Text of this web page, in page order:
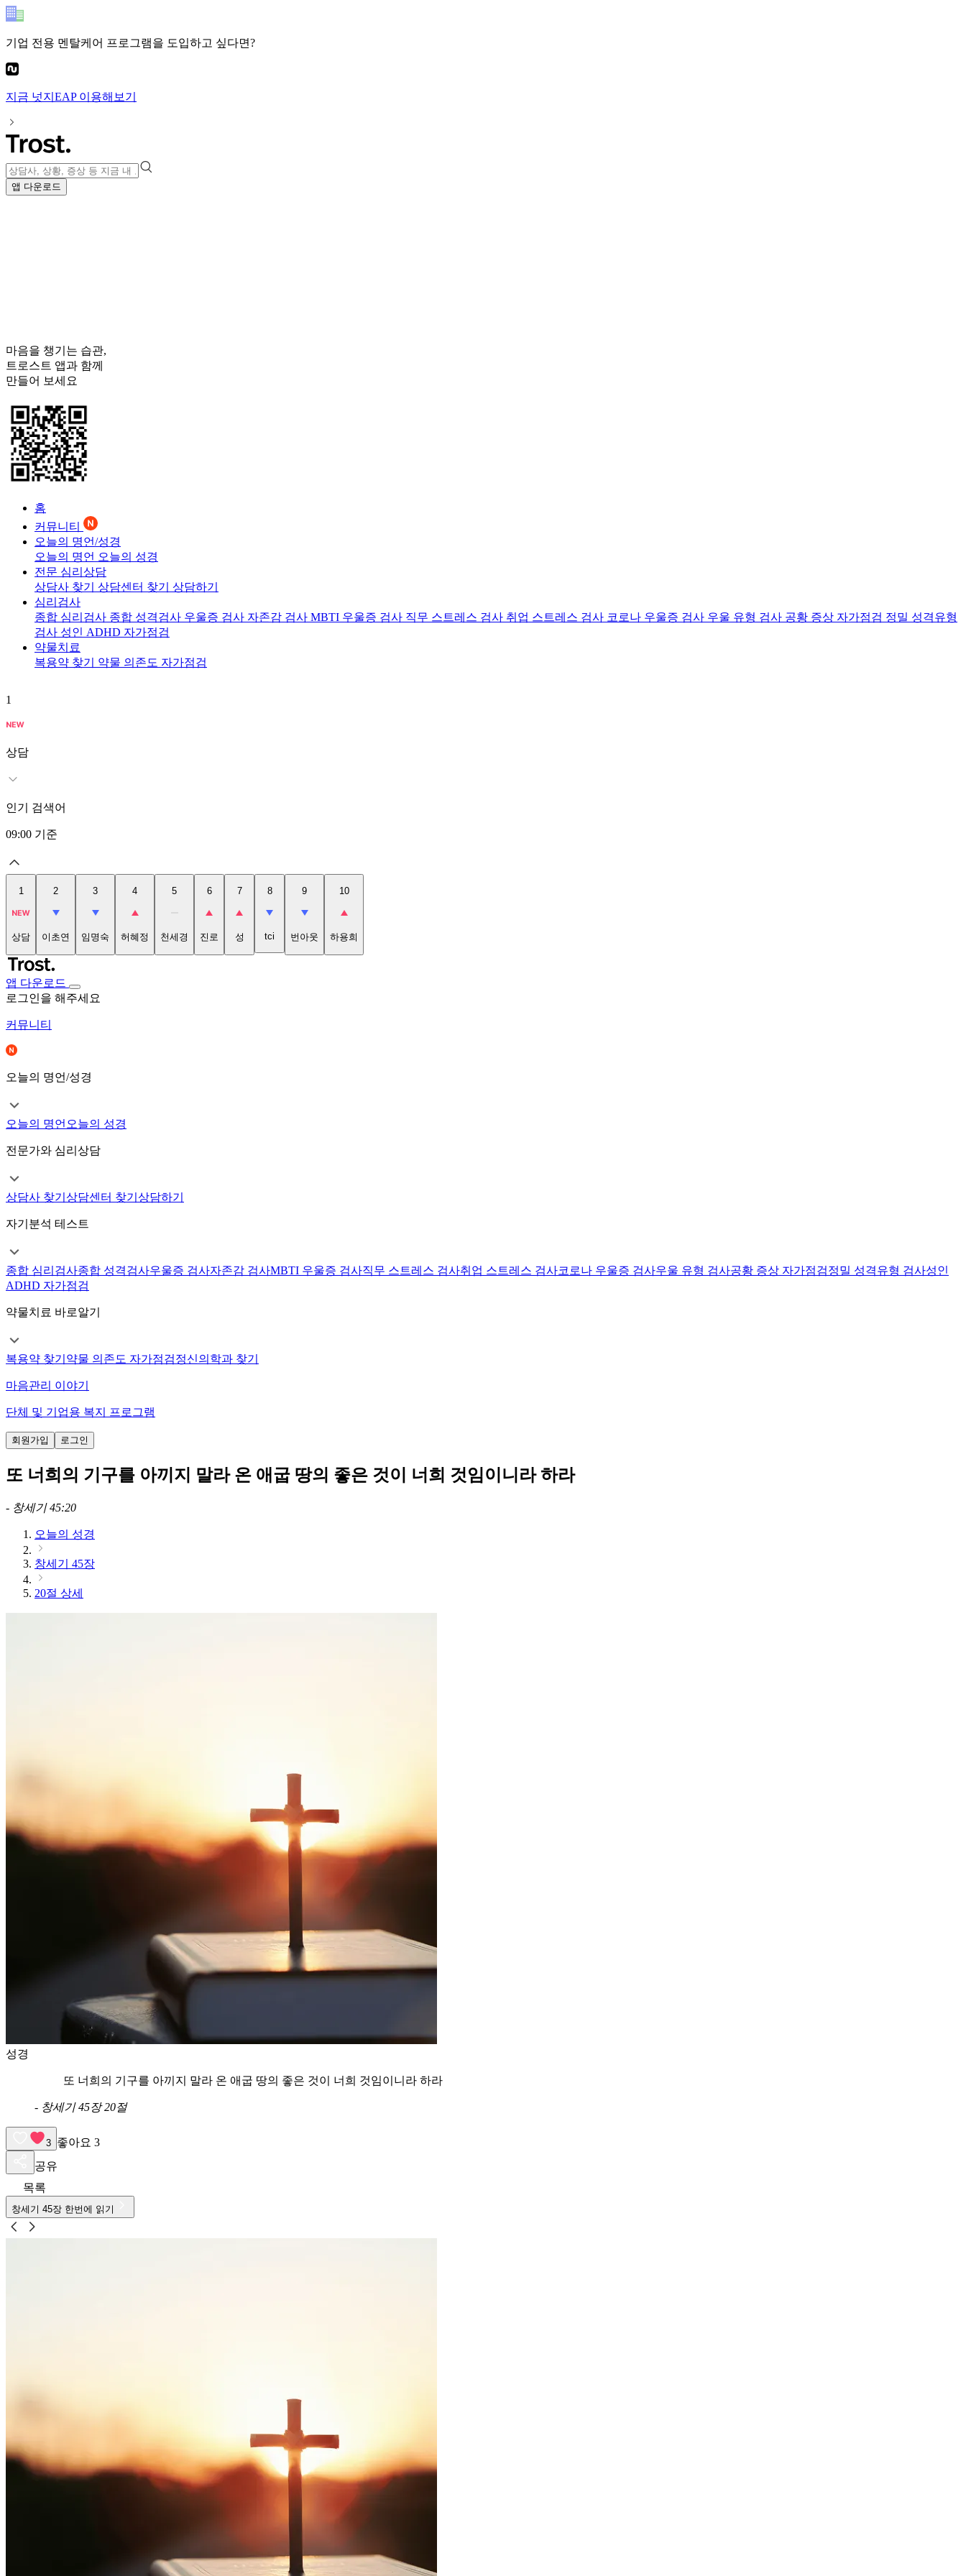
기업 전용 멘탈케어 프로그램을 도입하고 싶다면?
지금 넛지EAP이용해보기
앱 다운로드
마음을 챙기는 습관,
트로스트 앱과 함께
만들어 보세요
홈
커뮤니티
오늘의 명언/성경
오늘의 명언 오늘의 성경
전문 심리상담
상담사 찾기 상담센터 찾기 상담하기
심리검사
종합 심리검사 종합 성격검사 우울증 검사 자존감 검사 MBTI 우울증 검사 직무 스트레스 검사 취업 스트레스 검사 코로나 우울증 검사 우울 유형 검사 공황 증상 자가점검 정밀 성격유형
검사 성인 ADHD 자가점검
약물치료
복용약 찾기 약물 의존도 자가점검
1
상담
인기 검색어
09:00 기준
1
상담
2
이초연
3
임명숙
4
허혜정
5
천세경
6
진로
7
성
8
tci
9
번아웃
10
하용희
앱 다운로드
로그인을 해주세요
커뮤니티
오늘의 명언/성경
오늘의 명언 오늘의 성경
전문가와 심리상담
상담사 찾기 상담센터 찾기 상담하기
자기분석 테스트
종합 심리검사종합 성격검사우울증 검사자존감 검사MBTI 우울증 검사직무 스트레스 검사취업 스트레스 검사코로나 우울증 검사우울 유형 검사공황 증상 자가점검정밀 성격유형 검사성인
ADHD 자가점검
약물치료 바로알기
복용약 찾기 약물 의존도 자가점검정신의학과 찾기
마음관리 이야기
단체 및 기업용 복지 프로그램
회원가입 로그인
또 너희의 기구를 아끼지 말라 온 애굽 땅의 좋은 것이 너희 것임이니라 하라
- 창세기 45:20
오늘의 성경
창세기 45장
20절 상세
성경
또 너희의 기구를 아끼지 말라 온 애굽 땅의 좋은 것이 너희 것임이니라 하라
- 창세기 45장 20절
3 좋아요 3
공유
목록
창세기 45장 한번에 읽기